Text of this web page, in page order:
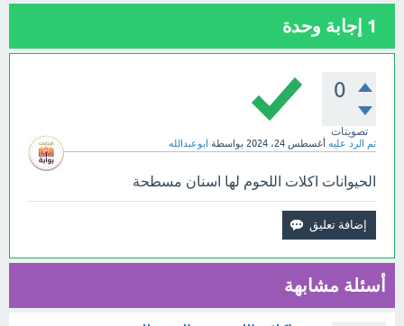
1 إجابة وحدة
0
تصويتات
تم الرد عليه أغسطس 24، 2024 بواسطة ابوعبدالله
الحيوانات اكلات اللحوم لها اسنان مسطحة
أسئلة مشابهة